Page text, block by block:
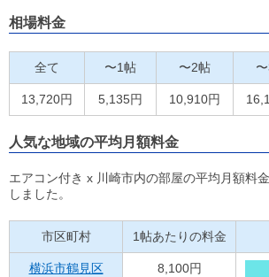
相場料金
全て 〜1帖 〜2帖
13,720円 5,135円 10,910円
人気な地域の平均月額料金
エアコン付き x 川崎市内の部屋の平均月額料
しました。
市区町村 1帖あたりの料金
横浜市鶴見区 8,100円